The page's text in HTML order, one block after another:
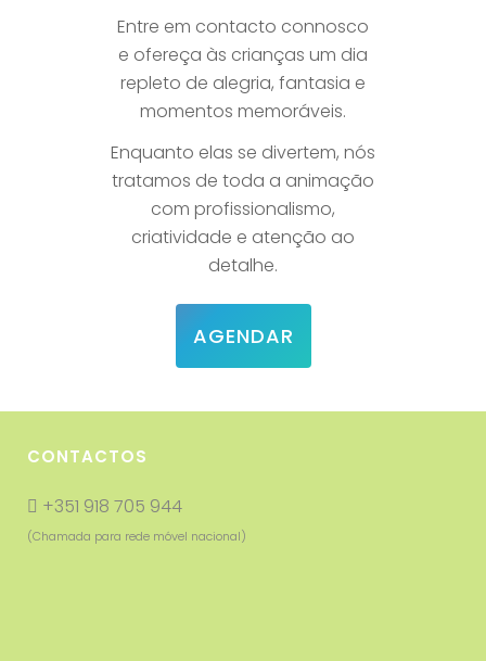
Entre em contacto connosco
e ofereça às crianças um dia
repleto de alegria, fantasia e
momentos memoráveis.
Enquanto elas se divertem, nós
tratamos de toda a animação
com profissionalismo,
criatividade e atenção ao
detalhe.
AGENDAR
CONTACTOS
+351 918 705 944
(Chamada para rede móvel nacional)